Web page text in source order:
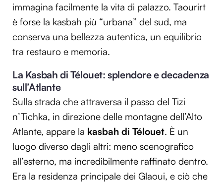
immagina facilmente la vita di palazzo. Taourirt
è forse la kasbah più “urbana” del sud, ma
conserva una bellezza autentica, un equilibrio
tra restauro e memoria.
La Kasbah di Télouet: splendore e decadenza
sull’Atlante
Sulla strada che attraversa il passo del Tizi
n’Tichka, in direzione delle montagne dell’Alto
Atlante, appare la kasbah di Télouet. È un
luogo diverso dagli altri: meno scenografico
all’esterno, ma incredibilmente raffinato dentro.
Era la residenza principale dei Glaoui, e ciò che